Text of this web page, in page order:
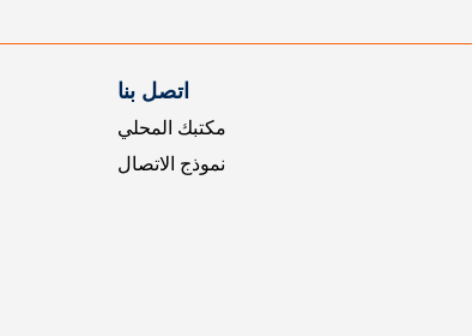
اتصل بنا
مكتبك المحلي
نموذج الاتصال